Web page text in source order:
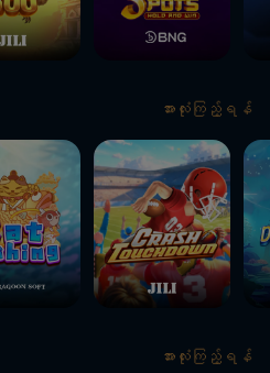
အားလုံးကြည့်ရန်
အားလုံးကြည့်ရန်